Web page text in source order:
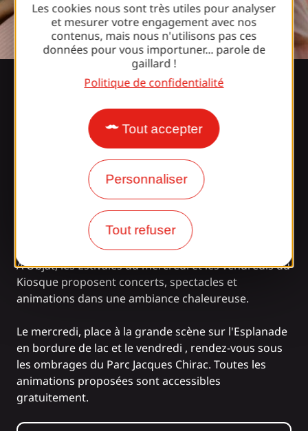
Les cookies nous sont très utiles pour analyser
et mesurer votre engagement avec nos
contenus, mais nous n'utilisons pas ces
données pour vous importuner... parole de
gaillard !
Politique de confidentialité
Tout accepter
Personnaliser
Tout refuser
Les rendez-vous estivaux dans les
L'été se vit aussi dans les communes du territoire.
L'été à Objat
À Objat,les Estivales du mercredi et les vendredis du
Kiosque proposent concerts, spectacles et
animations dans une ambiance chaleureuse.
Le mercredi, place à la grande scène sur l'Esplanade
en bordure de lac et le vendredi , rendez-vous sous
les ombrages du Parc Jacques Chirac. Toutes les
animations proposées sont accessibles
gratuitement.